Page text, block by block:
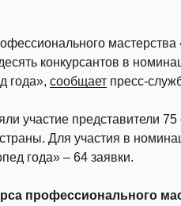
мастерства
конкурсантов в
года», сообщает пресс-
участие представители 75
Для участия в
года» ‒ 64 заявки.
профессионального